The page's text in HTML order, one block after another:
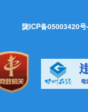
陇ICP备05003420号